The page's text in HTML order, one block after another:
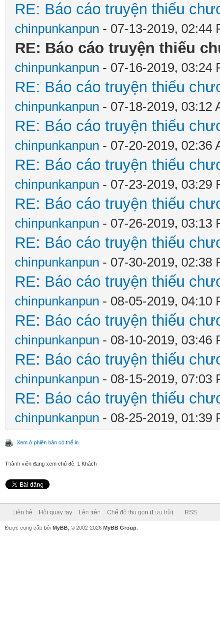
RE: Báo cáo truyện thiếu
chinpunkanpun - 07-13-2019, 02:44
RE: Báo cáo truyện thiếu
chinpunkanpun - 07-16-2019, 03:24
RE: Báo cáo truyện thiếu
chinpunkanpun - 07-18-2019, 03:12
RE: Báo cáo truyện thiếu
chinpunkanpun - 07-20-2019, 02:36
RE: Báo cáo truyện thiếu
chinpunkanpun - 07-23-2019, 03:29
RE: Báo cáo truyện thiếu
chinpunkanpun - 07-26-2019, 03:13
RE: Báo cáo truyện thiếu
chinpunkanpun - 07-30-2019, 02:38
RE: Báo cáo truyện thiếu
chinpunkanpun - 08-05-2019, 04:10
RE: Báo cáo truyện thiếu
chinpunkanpun - 08-10-2019, 03:46
RE: Báo cáo truyện thiếu
chinpunkanpun - 08-15-2019, 07:03
RE: Báo cáo truyện thiếu
chinpunkanpun - 08-25-2019, 01:39
Xem ở phiên bản có thể in
Thành viên đang xem chủ đề: 1 Khách
Liên hệ Hội quay tay Lên trên Chế độ thu gọn (Lưu trữ) RSS
Được cung cấp bởi MyBB , © 2002-2026 MyBB Group